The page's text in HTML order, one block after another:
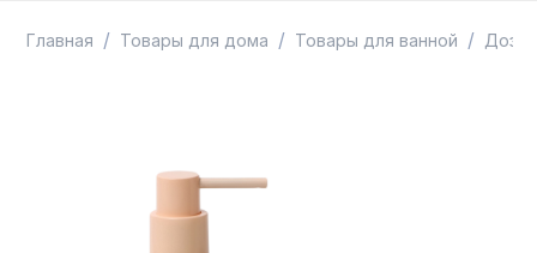
Главная / Товары для дома / Товары для ванной /